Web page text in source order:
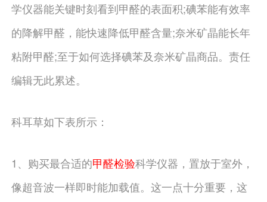
学仪器能关键时刻看到甲醛的表面积;碘苯能有效率
的降解甲醛，能快速降低甲醛含量;奈米矿晶能长年
粘附甲醛;至于如何选择碘苯及奈米矿晶商品。责任
编辑无此累述。
科耳草如下表所示：
1、购买最合适的甲醛检验科学仪器，置放于室外，
像超音波一样即时能加载值。这一点十分重要，这